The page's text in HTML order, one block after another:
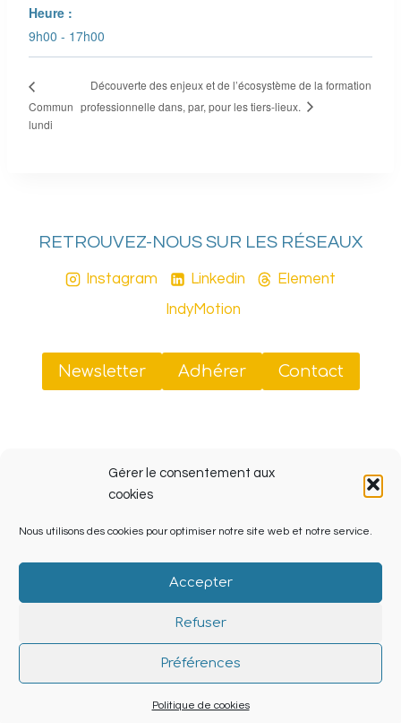
Gérer le consentement aux
cookies
Nous utilisons des cookies pour optimiser notre site web et notre service.
Accepter
Refuser
Préférences
Politique de cookies
Heure :
9h00 - 17h00
Commun
lundi
Découverte des enjeux et de l’écosystème de la formation
professionnelle dans, par, pour les tiers-lieux.
RETROUVEZ-NOUS SUR LES RÉSEAUX
Instagram Linkedin
Element
IndyMotion
Newsletter Adhérer Contact
Sud Tiers-Lieux
41 rue Jobin, 13003 Marseille (ZINC, Friche La Belle